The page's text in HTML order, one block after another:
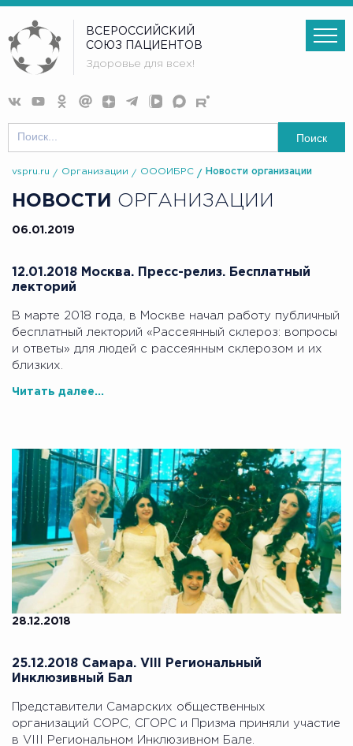
ВСЕРОССИЙСКИЙ
СОЮЗ ПАЦИЕНТОВ
Здоровье для всех!
Поиск
vspru.ru Организации ОООИБРС Новости организации
НОВОСТИ ОРГАНИЗАЦИИ
06.01.2019
12.01.2018 Москва. Пресс-релиз. Бесплатный
лекторий
В марте 2018 года, в Москве начал работу публичный
бесплатный лекторий «Рассеянный склероз: вопросы
и ответы» для людей с рассеянным склерозом и их
близких.
Читать далее...
28.12.2018
25.12.2018 Самара. VIII Региональный
Инклюзивный Бал
Представители Самарских общественных
организаций СОРС, СГОРС и Призма приняли участие
в VIII Региональном Инклюзивном Бале.